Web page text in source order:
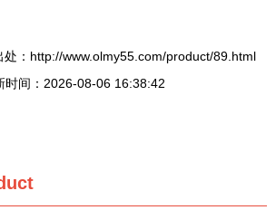
处：http://www.olmy55.com/product/89.html
时间：2026-08-06 16:38:42